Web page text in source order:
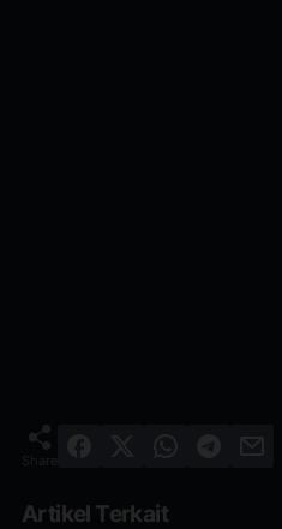
Artikel Terkait